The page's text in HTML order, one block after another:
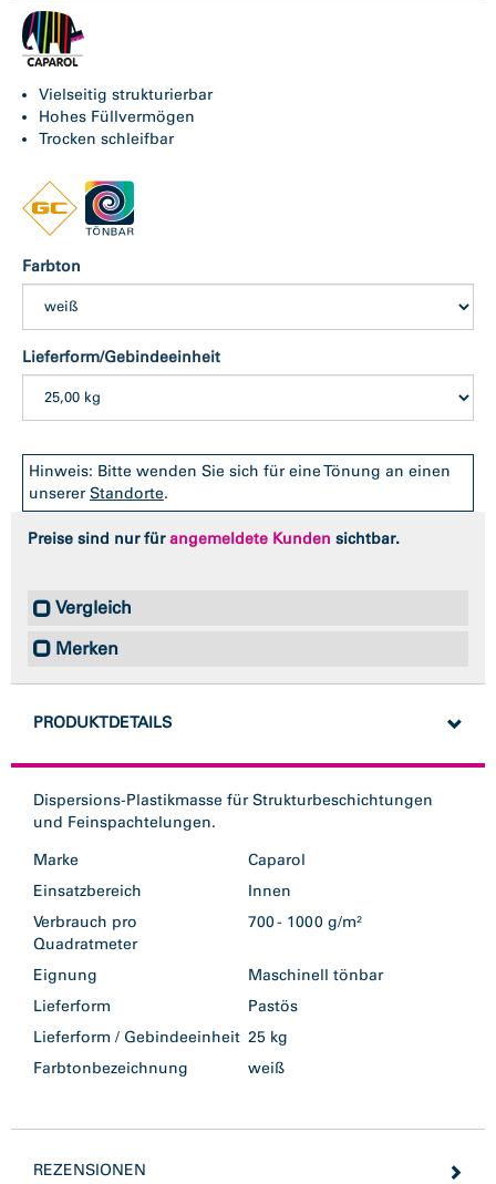
Vielseitig strukturierbar
Hohes Füllvermögen
Trocken schleifbar
Farbton
Lieferform/Gebindeeinheit
Hinweis: Bitte wenden Sie sich für eine Tönung an einen
unsererStandorte.
Preise sind nur fürangemeldete Kunden sichtbar.
Vergleich
Merken
PRODUKTDETAILS
Dispersions-Plastikmasse für Strukturbeschichtungen
und Feinspachtelungen.
Marke
Caparol
Einsatzbereich
Innen
Verbrauch pro
Quadratmeter
700 - 1000 g/m²
Eignung
Maschinell tönbar
Lieferform
Pastös
Lieferform / Gebindeeinheit 25 kg
Farbtonbezeichnung
weiß
REZENSIONEN